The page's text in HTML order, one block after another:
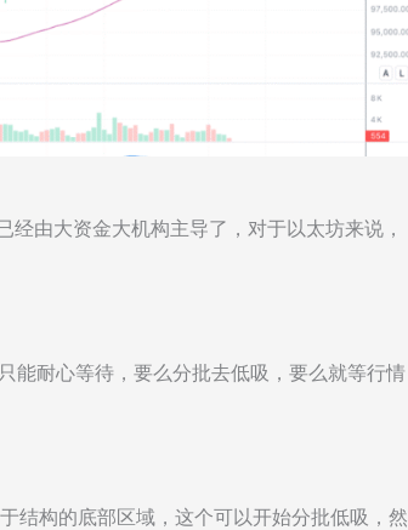
由大资金大机构主导了，对于以太坊来说，
能耐心等待，要么分批去低吸，要么就等行情
结构的底部区域，这个可以开始分批低吸，然